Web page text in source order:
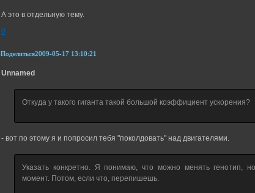
А это в отдельную тему.
0
Поделиться2009-05-17 13:10:21
Unnamed
Откуда у такого гиганта такой большой коэффициент ускорения?
- вот по этому я и попросил тебя "поколдовать" над двигателями.
Указать конкретно. Я понимаю, что можно менять генотип,
момент. Потом, если что, перепишешь.